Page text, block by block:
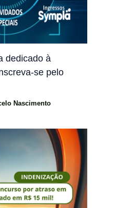
dedicado à
se pelo
Nascimento